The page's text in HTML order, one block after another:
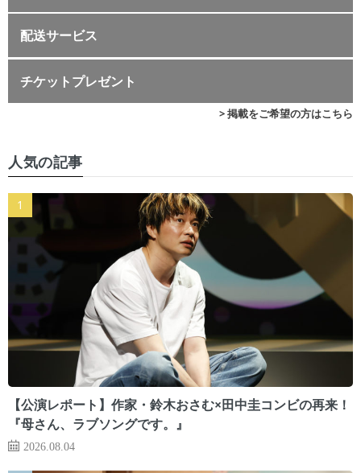
配送サービス
チケットプレゼント
> 掲載をご希望の方はこちら
人気の記事
【公演レポート】作家・鈴木おさむ×田中圭コンビの再来！
『母さん、ラブソングです。』
2026.08.04